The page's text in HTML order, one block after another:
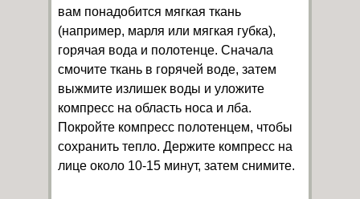
вам понадобится мягкая ткань
(например, марля или мягкая губка),
горячая вода и полотенце. Сначала
смочите ткань в горячей воде, затем
выжмите излишек воды и уложите
компресс на область носа и лба.
Покройте компресс полотенцем, чтобы
сохранить тепло. Держите компресс на
лице около 10-15 минут, затем снимите.